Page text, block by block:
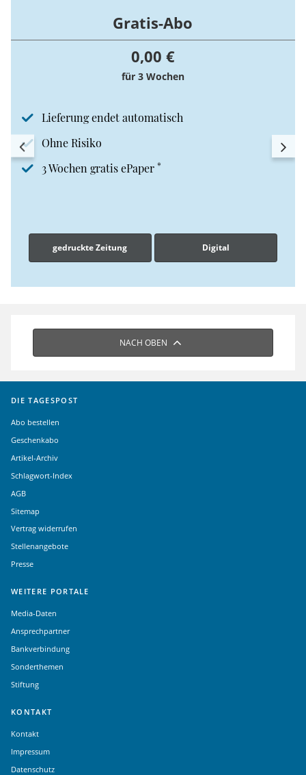
Gratis-Abo
0,00 €
für 3 Wochen
Lieferung endet automatisch
Ohne Risiko
3 Wochen gratis ePaper *
gedruckte Zeitung Digital
NACH OBEN
DIE TAGESPOST
Abo bestellen
Geschenkabo
Artikel-Archiv
Schlagwort-Index
AGB
Sitemap
Vertrag widerrufen
Stellenangebote
Presse
WEITERE PORTALE
Media-Daten
Ansprechpartner
Bankverbindung
Sonderthemen
Stiftung
KONTAKT
Kontakt
Impressum
Datenschutz